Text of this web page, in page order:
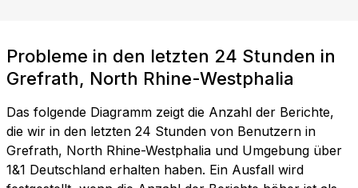
Probleme in den letzten 24 Stunden in
Grefrath, North Rhine-Westphalia
Das folgende Diagramm zeigt die Anzahl der Berichte,
die wir in den letzten 24 Stunden von Benutzern in
Grefrath, North Rhine-Westphalia und Umgebung über
1&1 Deutschland erhalten haben. Ein Ausfall wird